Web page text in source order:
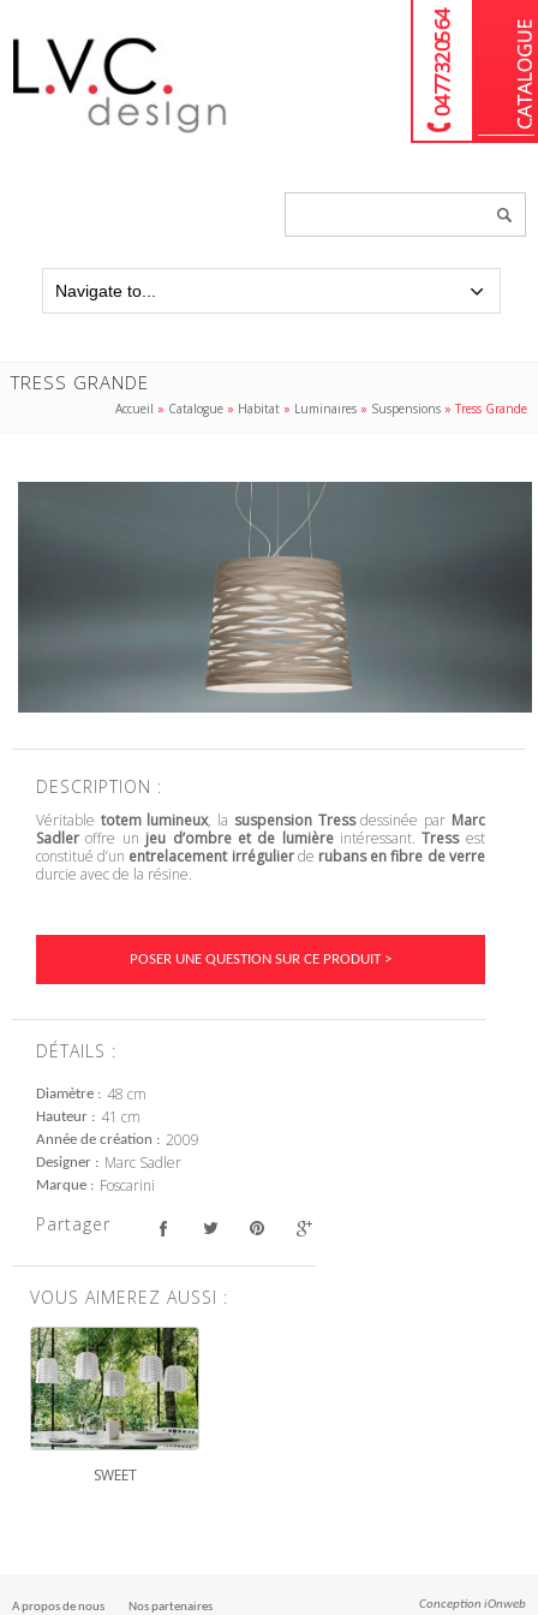
04 77 32 05 64
TRESS GRANDE
Accueil » Catalogue » Habitat » Luminaires » Suspensions »Tress Grande
DESCRIPTION :
Véritable totem lumineux, la suspension Tressdessinée par Marc
Sadler offre un jeu d’ombre et de lumièreintéressant.Tressest
constitué d’un entrelacement irrégulierde rubans en fibre de verre
durcie avec de la résine.
POSER UNE QUESTION SUR CE PRODUIT >
DÉTAILS :
Diamètre 48 cm
Hauteur 41 cm
Année de création 2009
Designer Marc Sadler
Marque Foscarini
Partager
VOUS AIMEREZ AUSSI :
SWEET
A propos de nous Nos partenaires Conception iOnweb